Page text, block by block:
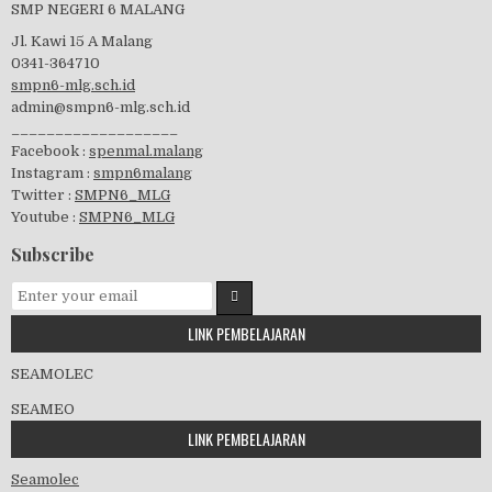
visitasi PPK 2019
GSF 2019
Pembagian Ijazah 2020
Workshop Penjaminan Mutu 2020
SMP NEGERI 6 MALANG
Jl. Kawi 15 A Malang
0341-364710
smpn6-mlg.sch.id
admin@smpn6-mlg.sch.id
Facebook : spenmal.malang
Instagram : smpn6malang
Twitter : SMPN6_MLG
Youtube : SMPN6_MLG
Subscribe
LINK PEMBELAJARAN
SEAMOLEC
SEAMEO
LINK PEMBELAJARAN
Seamolec